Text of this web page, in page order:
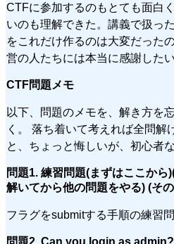
CTFに参加するのもとても面白
いのも理解できた。講義で扱っ
をこれだけ作るのは大変だった
営の人たちには本当に感謝したい
CTF問題メモ
以下、問題のメモを、解き方を
く。 落ち着いて考えれば全問解
と、ちょっと悔しいが、初心者
問題1. 練習問題(まずはここか
解いてから他の問題をやる) (そ
フラグをsubmitする手順の練習問
問題2. Can you login as